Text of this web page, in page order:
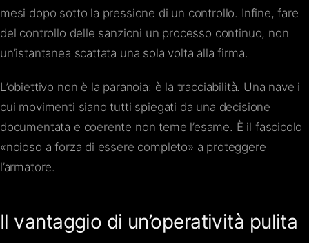
mesi dopo sotto la pressione di un controllo. Infine, fare
del controllo delle sanzioni un processo continuo, non
un’istantanea scattata una sola volta alla firma.
L’obiettivo non è la paranoia: è la tracciabilità. Una nave i
cui movimenti siano tutti spiegati da una decisione
documentata e coerente non teme l’esame. È il fascicolo
«noioso a forza di essere completo» a proteggere
l’armatore.
Il vantaggio di un’operatività pulita